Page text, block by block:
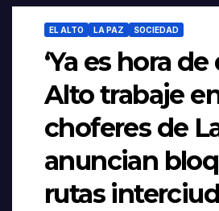
EL ALTO LA PAZ SOCIEDAD
‘Ya es hora
Alto trabaje
choferes de
anuncian
rutas